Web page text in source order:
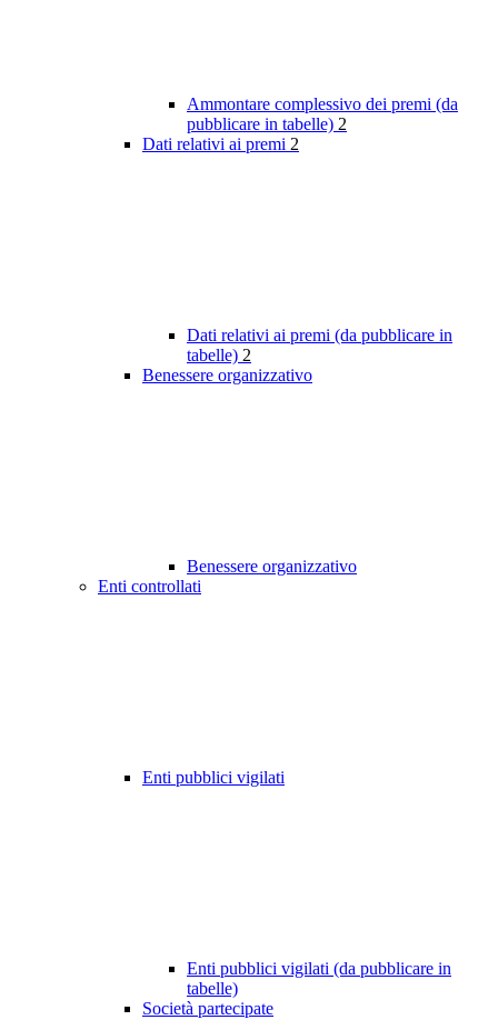
Ammontare complessivo dei premi (da
pubblicare in tabelle) 2
Dati relativi ai premi 2
Dati relativi ai premi (da pubblicare in
tabelle) 2
Benessere organizzativo
Benessere organizzativo
Enti controllati
Enti pubblici vigilati
Enti pubblici vigilati (da pubblicare in
tabelle)
Società partecipate